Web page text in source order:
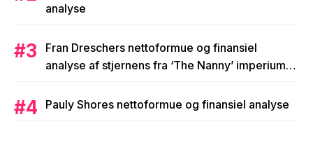
analyse
Fran Dreschers nettoformue og finansiel
analyse af stjernens fra ‘The Nanny’ imperium
Pauly Shores nettoformue og finansiel analyse